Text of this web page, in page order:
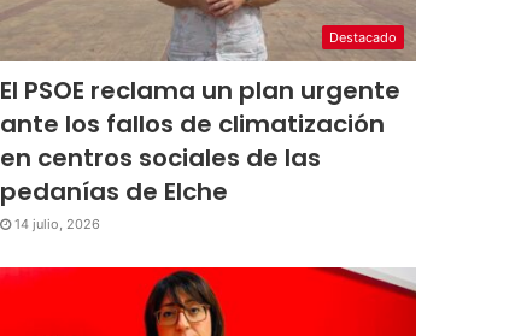
Destacado
El PSOE reclama un plan urgente
ante los fallos de climatización
en centros sociales de las
pedanías de Elche
14 julio, 2026